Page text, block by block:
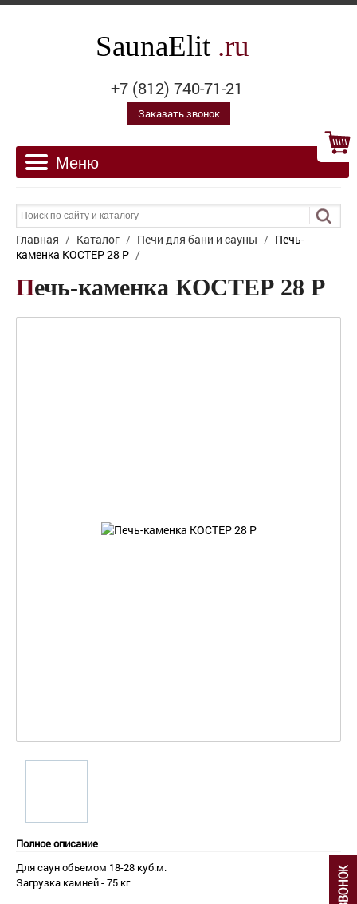
SaunaElit .ru
+7 (812) 740-71-21
Заказать звонок
Главная / Каталог / Печи для бани и сауны / Печь-
каменка КОСТЕР 28 Р /
Печь-каменка КОСТЕР 28 Р
Полное описание
Для саун объемом 18-28 куб.м.
Загрузка камней - 75 кг